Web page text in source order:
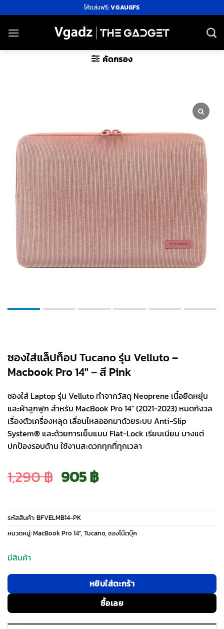
ไป
ยัง
โค้ดส่งฟรี:VGAUGFS
คัดกรอง
ซองใส่แล็ปท็อป Tucano รุ่น Velluto –
Macbook Pro 14″ – สี Pink
ซองใส่ Laptop รุ่น Velluto ทำจากวัสดุ Neoprene เนื้อยืดหยุ่น
และผ้าลูกฟูก สำหรับ MacBook Pro 14″ (2021-2023) หมดกังวล
เรื่องตัวเครื่องหลุด เลื่อนไหลออกมาด้วยระบบ Anti-Slip
System® และด้วยการเย็บแบบ Flat-Lock เรียบเนียน บางแต่
ปกป้องรอบด้าน ใช้งานสะดวกทุกที่ทุกเวลา
1,290฿ Original
price
was:
905฿Current
price
is:
รหัสสินค้า:BFVELMB14-PK
หมวดหมู่:MacBook Pro 14″, Tucano, ซองโน๊ตบุ๊ค
มีสินค้า
หยิบใส่ตะกร้า
ซื้อเลย